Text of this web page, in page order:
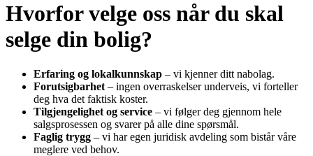
Hvorfor velge oss når du skal
selge din bolig?
Erfaring og lokalkunnskap – vi kjenner ditt nabolag.
Forutsigbarhet – ingen overraskelser underveis, vi forteller
deg hva det faktisk koster.
Tilgjengelighet og service – vi følger deg gjennom hele
salgsprosessen og svarer på alle dine spørsmål.
Faglig trygg – vi har egen juridisk avdeling som bistår våre
meglere ved behov.